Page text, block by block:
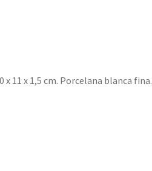
11 x 1,5 cm. Porcelana blanca fina.